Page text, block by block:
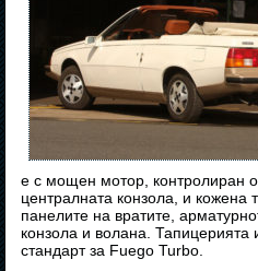
е с мощен мотор, контролиран
централната конзола, и кожена
панелите на вратите,
конзола и волана. Тапицерията
стандарт за Fuego Turbo.